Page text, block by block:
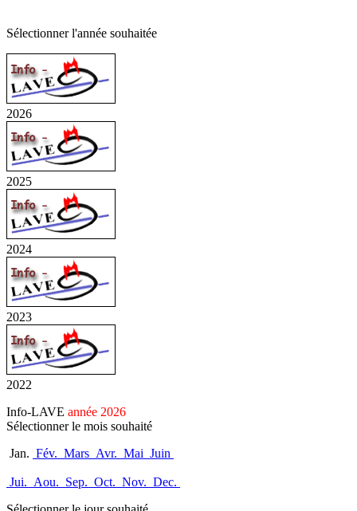
Sélectionner l'année souhaitée
2026
2025
2024
2023
2022
Info-LAVE année 2026
Sélectionner le mois souhaité
Jan. Fév. Mars Avr. Mai Juin
Jui. Aou. Sep. Oct. Nov. Dec.